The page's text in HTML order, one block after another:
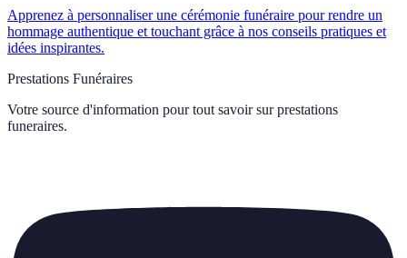
Apprenez à personnaliser une cérémonie funéraire pour rendre un
hommage authentique et touchant grâce à nos conseils pratiques et
idées inspirantes.
Prestations Funéraires
Votre source d'information pour tout savoir sur prestations
funeraires.